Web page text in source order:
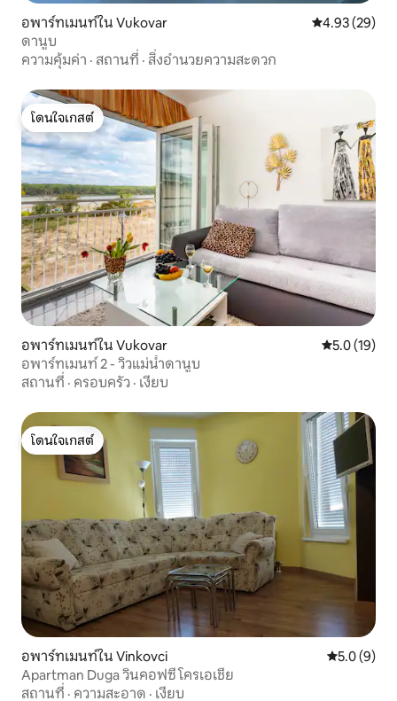
อพาร์ทเมนท์ใน Vukovar คะแนนเฉลี่ย
4.93 (29)
ดานูบ
ความคุ้มค่า · สถานที่ · สิ่งอำนวยความสะดวก
โดนใจเกสต์
โดนใจเกสต์
อพาร์ทเมนท์ใน Vukovar คะแนนเฉลี่ย
5.0 (19)
อพาร์ทเมนท์ 2 - วิวแม่น้ำดานูบ
สถานที่ · ครอบครัว · เงียบ
โดนใจเกสต์
โดนใจเกสต์
อพาร์ทเมนท์ใน Vinkovci คะแนนเฉลี่
5.0 (9)
Apartman Duga วินคอฟซี โครเอเชีย
สถานที่ · ความสะอาด · เงียบ